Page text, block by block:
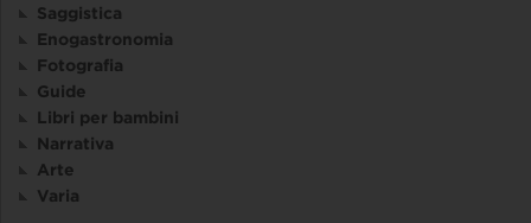
Saggistica
Enogastronomia
Fotografia
Guide
Libri per bambini
Narrativa
Arte
Varia